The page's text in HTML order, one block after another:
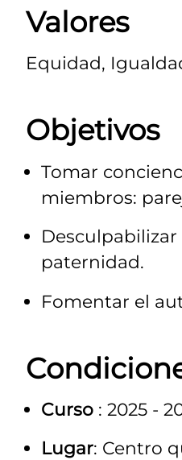
Valores
Equidad,
Objetivos
Tomar
miembros:
paternidad.
Fomentar el
Curso : 2025 -
Lugar: Centro